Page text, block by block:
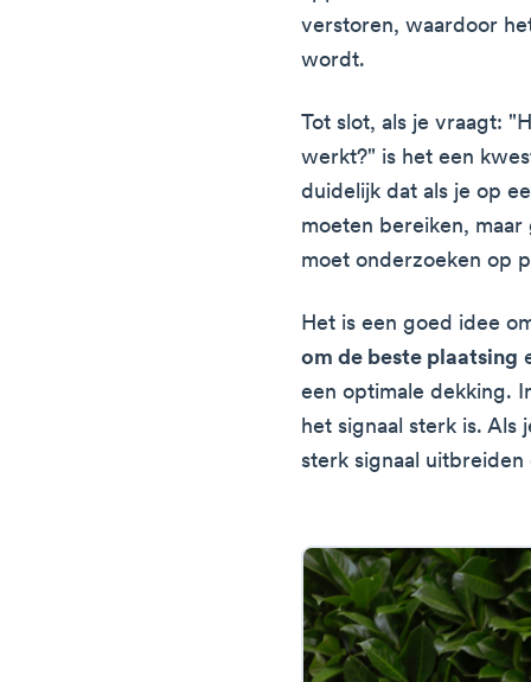
verstoren, waardoor
wordt.
Tot slot, als je vraagt:
werkt?" is het een
duidelijk dat als je op
moeten bereiken,
moet onderzoeken op
Het is een goed idee
om de beste plaatsing
een optimale dekking.
het signaal sterk is. Als
sterk signaal